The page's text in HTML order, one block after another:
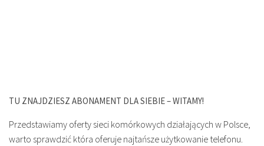
TU ZNAJDZIESZ ABONAMENT DLA SIEBIE – WITAMY!
Przedstawiamy oferty sieci komórkowych działających w Polsce,
warto sprawdzić która oferuje najtańsze użytkowanie telefonu.